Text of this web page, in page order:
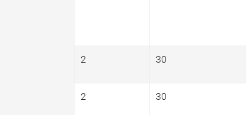
2 30
2 30